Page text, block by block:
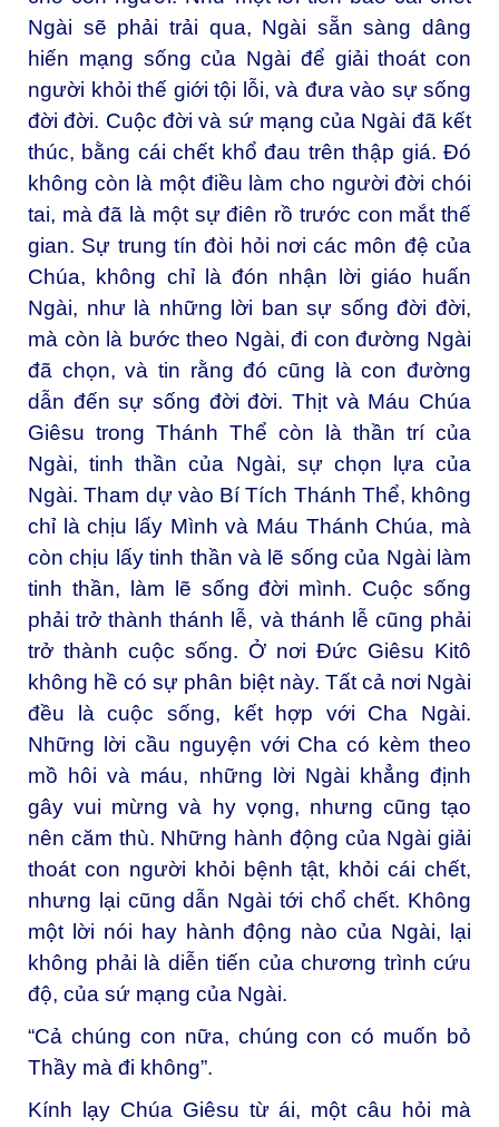
Ngài sẽ phải trải qua, Ngài sẵn sàng dâng
hiến mạng sống của Ngài để giải thoát con
người khỏi thế giới tội lỗi, và đưa vào sự sống
đời đời. Cuộc đời và sứ mạng của Ngài đã kết
thúc, bằng cái chết khổ đau trên thập giá. Đó
không còn là một điều làm cho người đời chói
tai, mà đã là một sự điên rồ trước con mắt thế
gian. Sự trung tín đòi hỏi nơi các môn đệ của
Chúa, không chỉ là đón nhận lời giáo huấn
Ngài, như là những lời ban sự sống đời đời,
mà còn là bước theo Ngài, đi con đường Ngài
đã chọn, và tin rằng đó cũng là con đường
dẫn đến sự sống đời đời. Thịt và Máu Chúa
Giêsu trong Thánh Thể còn là thần trí của
Ngài, tinh thần của Ngài, sự chọn lựa của
Ngài. Tham dự vào Bí Tích Thánh Thể, không
chỉ là chịu lấy Mình và Máu Thánh Chúa, mà
còn chịu lấy tinh thần và lẽ sống của Ngài làm
tinh thần, làm lẽ sống đời mình. Cuộc sống
phải trở thành thánh lễ, và thánh lễ cũng phải
trở thành cuộc sống. Ở nơi Đức Giêsu Kitô
không hề có sự phân biệt này. Tất cả nơi Ngài
đều là cuộc sống, kết hợp với Cha Ngài.
Những lời cầu nguyện với Cha có kèm theo
mồ hôi và máu, những lời Ngài khẳng định
gây vui mừng và hy vọng, nhưng cũng tạo
nên căm thù. Những hành động của Ngài giải
thoát con người khỏi bệnh tật, khỏi cái chết,
nhưng lại cũng dẫn Ngài tới chổ chết. Không
một lời nói hay hành động nào của Ngài, lại
không phải là diễn tiến của chương trình cứu
độ, của sứ mạng của Ngài.
“Cả chúng con nữa, chúng con có muốn bỏ
Thầy mà đi không”.
Kính lạy Chúa Giêsu từ ái, một câu hỏi mà